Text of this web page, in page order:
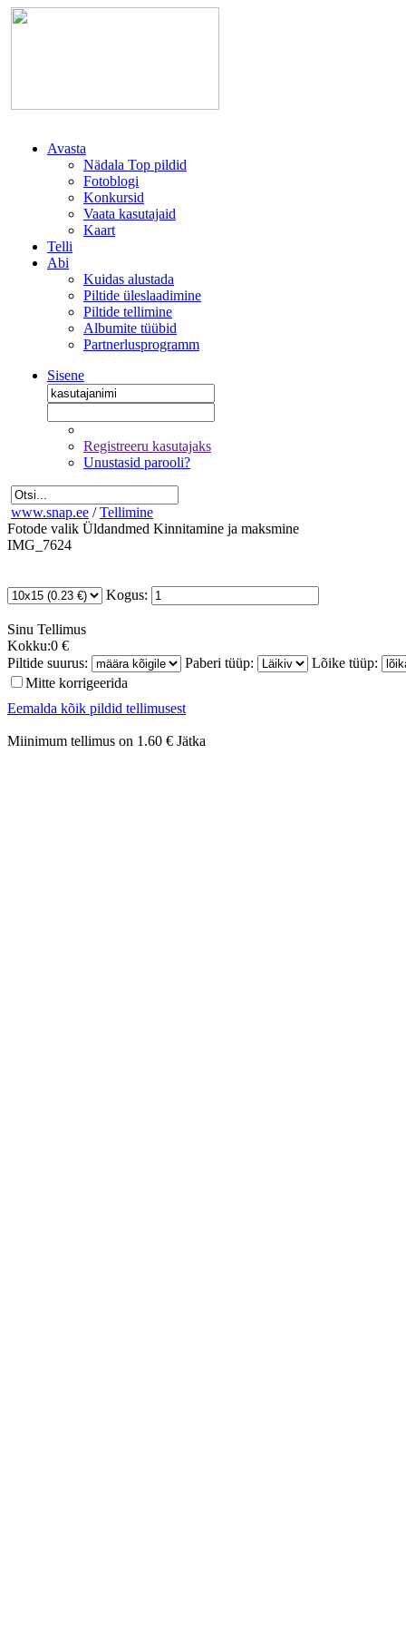
Avasta
Nädala Top pildid
Fotoblogi
Konkursid
Vaata kasutajaid
Kaart
Telli
Abi
Kuidas alustada
Piltide üleslaadimine
Piltide tellimine
Albumite tüübid
Partnerlusprogramm
Sisene
Registreeru kasutajaks
Unustasid parooli?
www.snap.ee / Tellimine
Fotode valik Üldandmed Kinnitamine ja maksmine
IMG_7624
Kogus:
Sinu Tellimus
Kokku:0 €
Piltide suurus:
Paberi tüüp:
Lõike tüüp:
Mitte korrigeerida
Eemalda kõik pildid tellimusest
Miinimum tellimus on 1.60 € Jätka